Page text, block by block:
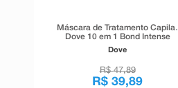
Máscara de Tratamento Capilar
Dove 10 em 1 Bond Intense
Repair+ Peptídeo 250g
Dove
R$ 47,89
R$ 39,89